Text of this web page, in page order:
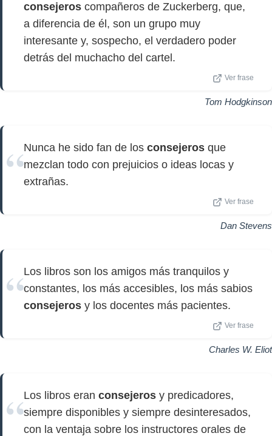
consejeros compañeros de Zuckerberg, que,
a diferencia de él, son un grupo muy
interesante y, sospecho, el verdadero poder
detrás del muchacho del cartel.
Ver frase
Tom Hodgkinson
Nunca he sido fan de los consejeros que
mezclan todo con prejuicios o ideas locas y
extrañas.
Ver frase
Dan Stevens
Los libros son los amigos más tranquilos y
constantes, los más accesibles, los más sabios
consejeros y los docentes más pacientes.
Ver frase
Charles W. Eliot
Los libros eran consejeros y predicadores,
siempre disponibles y siempre desinteresados,
con la ventaja sobre los instructores orales de